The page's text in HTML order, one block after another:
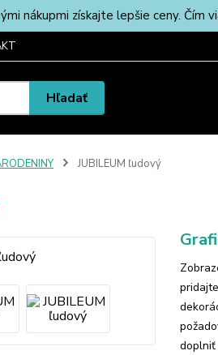
nákupmi získajte lepšie ceny. Čím
Hľadať
JUBILEUM ľudový
doplniť